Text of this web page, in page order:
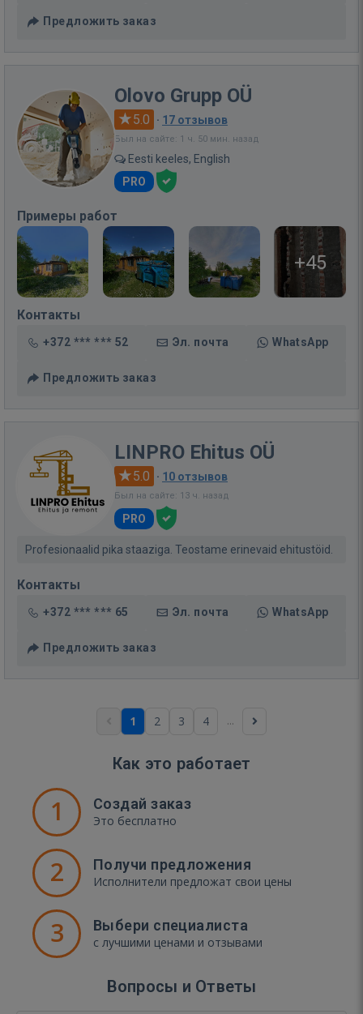
Предложить заказ
Olovo Grupp OÜ
5.0 · 17 отзывов
Был на сайте: 1 ч. 50 мин. назад
Eesti keeles, English
PRO
Примеры работ
+45
Контакты
+372 *** *** 52 Эл. почта WhatsApp
Предложить заказ
LINPRO Ehitus OÜ
5.0 · 10 отзывов
Был на сайте: 13 ч. назад
PRO
Profesionaalid pika staaziga. Teostame erinevaid ehitustöid.
Контакты
+372 *** *** 65 Эл. почта WhatsApp
Предложить заказ
1 2 3 4 ...
Как это работает
1 Создай заказ
Это бесплатно
2 Получи предложения
Исполнители предложат свои цены
3 Выбери специалиста
с лучшими ценами и отзывами
Вопросы и Ответы